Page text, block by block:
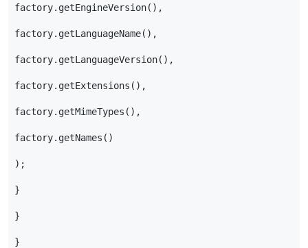
factory. getEngineVersion(),
factory. getLanguageName(),
factory. getLanguageVersion(),
factory. getExtensions (),
factory. getMimeTypes (),
factory. getNames ()
);
}
}
}